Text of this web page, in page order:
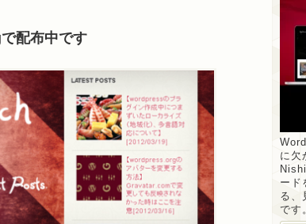
配布中です
に欠
ード
る、
です